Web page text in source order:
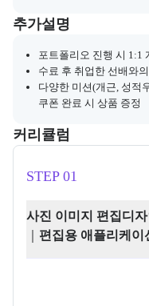
추가설명
부트캠프와 관련된 추가 안
포트폴리오 진행 시 1:1
수료 후 취업한 선배와
다양한 미션(개근, 성적
쿠폰 완료 시 상품 증정
커리큘럼
교육과정의 커리큘럼 정보
커리큘럼
STEP 01
사진 이미지 편집디자
편집용 애플리케이